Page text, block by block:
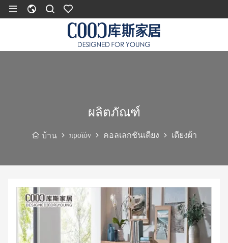
ผลิตภัณฑ์
บ้าน προϊόν คอลเลกชันเตียง เตียงผ้า